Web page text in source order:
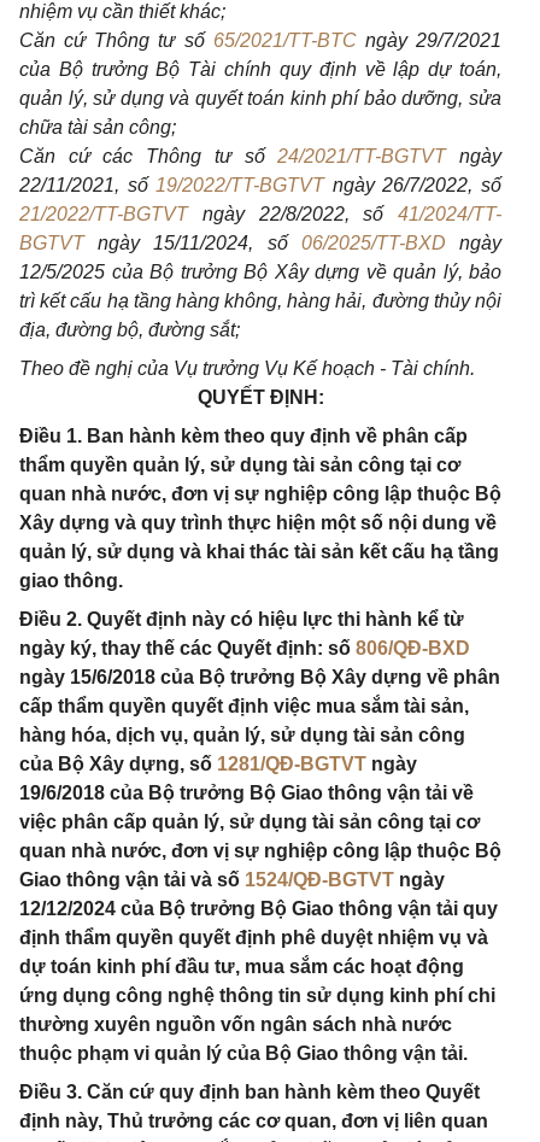
nhiệm vụ cần thiết khác;
Căn cứ Thông tư số 65/2021/TT-BTCngày 29/7/2021
của Bộ trưởng Bộ Tài chính quy định về lập dự toán,
quản lý, sử dụng và quyết toán kinh phí bảo dưỡng, sửa
chữa tài sản công;
Căn cứ các Thông tư số24/2021/TT-BGTVTngày
22/11/2021, số 19/2022/TT-BGTVTngày 26/7/2022, số
21/2022/TT-BGTVTngày 22/8/2022, số 41/2024/TT-
BGTVTngày 15/11/2024, số 06/2025/TT-BXD ngày
12/5/2025 của Bộ trưởng Bộ Xây dựng về quản lý, bảo
trì kết cấu hạ tầng hàng không, hàng hải, đường thủy nội
địa, đường bộ, đường sắt;
Theo đề nghị của Vụ trưởng Vụ Kế hoạch - Tài chính.
QUYẾT ĐỊNH:
Điều 1. Ban hành kèm theo quy định về phân cấp
thẩm quyền quản lý, sử dụng tài sản công tại cơ
quan nhà nước, đơn vị sự nghiệp công lập thuộc Bộ
Xây dựng và quy trình thực hiện một số nội dung về
quản lý, sử dụng và khai thác tài sản kết cấu hạ tầng
giao thông.
Điều 2. Quyết định này có hiệu lực thi hành kể từ
ngày ký, thay thế các Quyết định: số 806/QĐ-BXD
ngày 15/6/2018 của Bộ trưởng Bộ Xây dựng về phân
cấp thẩm quyền quyết định việc mua sắm tài sản,
hàng hóa, dịch vụ, quản lý, sử dụng tài sản công
của Bộ Xây dựng, số 1281/QĐ-BGTVT ngày
19/6/2018 của Bộ trưởng Bộ Giao thông vận tải về
việc phân cấp quản lý, sử dụng tài sản công tại cơ
quan nhà nước, đơn vị sự nghiệp công lập thuộc Bộ
Giao thông vận tải và số 1524/QĐ-BGTVT ngày
12/12/2024 của Bộ trưởng Bộ Giao thông vận tải quy
định thẩm quyền quyết định phê duyệt nhiệm vụ và
dự toán kinh phí đầu tư, mua sắm các hoạt động
ứng dụng công nghệ thông tin sử dụng kinh phí chi
thường xuyên nguồn vốn ngân sách nhà nước
thuộc phạm vi quản lý của Bộ Giao thông vận tải.
Điều 3. Căn cứ quy định ban hành kèm theo Quyết
định này, Thủ trưởng các cơ quan, đơn vị liên quan